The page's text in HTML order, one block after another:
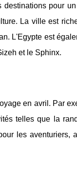
pour
La ville est
L'Egypte est
et le Sphinx.
en avril. Par
telles que la
les aventuriers,